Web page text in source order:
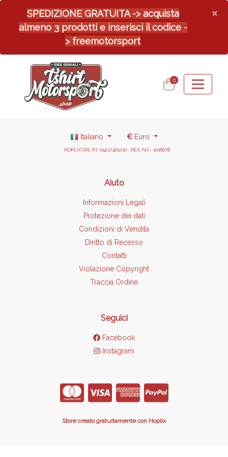
SPEDIZIONE GRATUITA -> acquista
almeno 3 prodotti e inserisci il codice -
> freemotorsport
×
0
Italiano € Euro
HOPLIX SRL P.I.: 09217461210 - REA: NA - 1016678
Aiuto
Informazioni Legali
Protezione dei dati
Condizioni di Vendita
Diritto di Recesso
Contatti
Violazione Copyright
Traccia Ordine
Seguici
Facebook
Instagram
Store creato gratuitamente con Hoplix